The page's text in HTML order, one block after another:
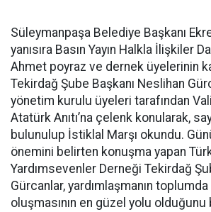
Süleymanpaşa Belediye Başkanı
yanısıra Basın Yayın Halkla İlişkiler
Ahmet poyraz ve dernek üyelerinin
Tekirdağ Şube Başkanı Neslihan
yönetim kurulu üyeleri tarafından
Atatürk Anıtı’na çelenk konularak,
bulunulup İstiklal Marşı okundu.
önemini belirten konuşma yapan
Yardımsevenler Derneği Tekirdağ
Gürcanlar, yardımlaşmanın toplumda
oluşmasının en güzel yolu